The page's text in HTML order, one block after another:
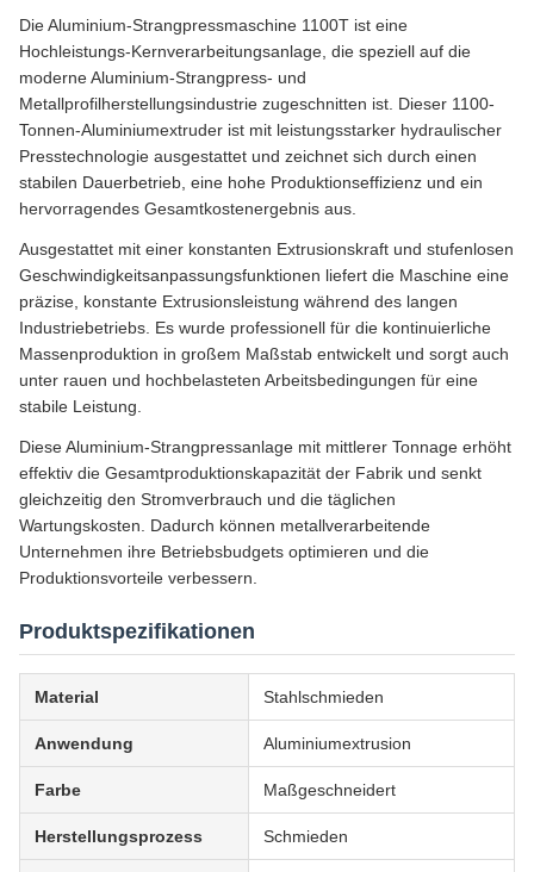
Die Aluminium-Strangpressmaschine 1100T ist eine
Hochleistungs-Kernverarbeitungsanlage, die speziell auf die
moderne Aluminium-Strangpress- und
Metallprofilherstellungsindustrie zugeschnitten ist. Dieser 1100-
Tonnen-Aluminiumextruder ist mit leistungsstarker hydraulischer
Presstechnologie ausgestattet und zeichnet sich durch einen
stabilen Dauerbetrieb, eine hohe Produktionseffizienz und ein
hervorragendes Gesamtkostenergebnis aus.
Ausgestattet mit einer konstanten Extrusionskraft und stufenlosen
Geschwindigkeitsanpassungsfunktionen liefert die Maschine eine
präzise, ​​konstante Extrusionsleistung während des langen
Industriebetriebs. Es wurde professionell für die kontinuierliche
Massenproduktion in großem Maßstab entwickelt und sorgt auch
unter rauen und hochbelasteten Arbeitsbedingungen für eine
stabile Leistung.
Diese Aluminium-Strangpressanlage mit mittlerer Tonnage erhöht
effektiv die Gesamtproduktionskapazität der Fabrik und senkt
gleichzeitig den Stromverbrauch und die täglichen
Wartungskosten. Dadurch können metallverarbeitende
Unternehmen ihre Betriebsbudgets optimieren und die
Produktionsvorteile verbessern.
Produktspezifikationen
Material Stahlschmieden
Anwendung Aluminiumextrusion
Farbe Maßgeschneidert
Herstellungsprozess Schmieden